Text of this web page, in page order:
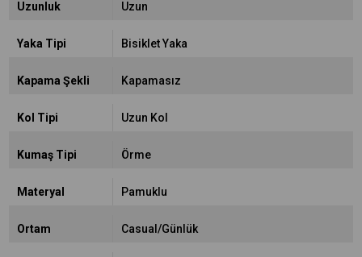
Uzunluk Uzun
Yaka Tipi Bisiklet Yaka
Kapama Şekli Kapamasız
Kol Tipi Uzun Kol
Kumaş Tipi Örme
Materyal Pamuklu
Ortam Casual/Günlük